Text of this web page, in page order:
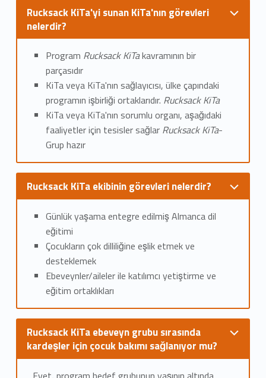
Rucksack KiTa'yi sunan KiTa'nın görevleri
nelerdir?
Program Rucksack KiTakavramının bir
parçasıdır
KiTa veya KiTa'nın sağlayıcısı, ülke çapındaki
programın işbirliği ortaklarıdır. Rucksack KiTa
KiTa veya KiTa'nın sorumlu organı, aşağıdaki
faaliyetler için tesisler sağlar Rucksack KiTa-
Grup hazır
Rucksack KiTa ekibinin görevleri nelerdir?
Günlük yaşama entegre edilmiş Almanca dil
eğitimi
Çocukların çok dilliliğine eşlik etmek ve
desteklemek
Ebeveynler/aileler ile katılımcı yetiştirme ve
eğitim ortaklıkları
Rucksack KiTa ebeveyn grubu sırasında
kardeşler için çocuk bakımı sağlanıyor mu?